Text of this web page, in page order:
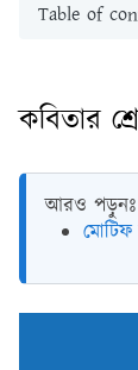
Table of
কবিতার
আরও পড়ুনঃ
মোটিফ